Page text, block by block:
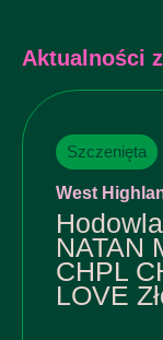
Aktualności
Szczenięta
West
NATAN
CHPL
LOVE